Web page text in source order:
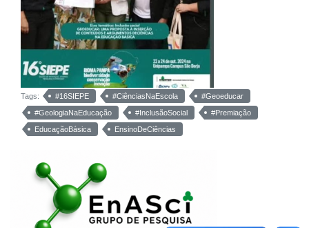
Tags: #16SIEPE #CiênciasNaEscola
#Geoeducar
#GeologiaNaEducação
#InclusãoSocial
#Premiação
EducaçãoBásica
EnsinoDeCiências